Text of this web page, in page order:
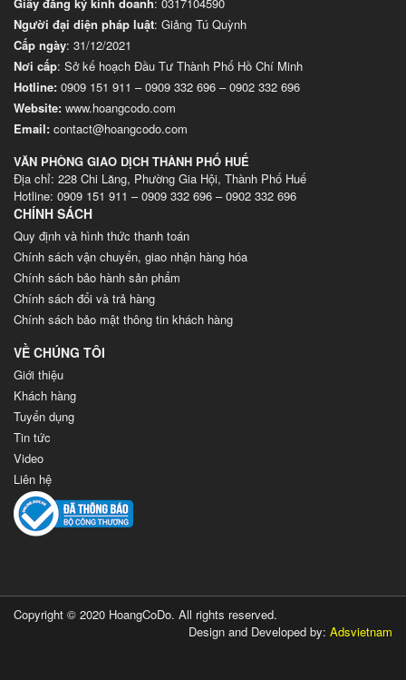
Người đại diện pháp luật: Giảng Tú Quỳnh
Cấp ngày: 31/12/2021
Nơi cấp: Sở kế hoạch Đầu Tư Thành Phố Hồ Chí Minh
Hotline: 0909 151 911 –0909 332 696 –0902 332 696
Website: www.hoangcodo.com
Email: contact@hoangcodo.com
VĂN PHÒNG GIAO DỊCH THÀNH PHỐ HUẾ
Địa chỉ: 228 Chi Lăng, Phường Gia Hội, Thành Phố Huế
Hotline: 0909 151 911 – 0909 332 696 – 0902 332 696
CHÍNH SÁCH
Quy định và hình thức thanh toán
Chính sách vận chuyển, giao nhận hàng hóa
Chính sách bảo hành sản phẩm
Chính sách đổi và trả hàng
Chính sách bảo mật thông tin khách hàng
VỀ CHÚNG TÔI
Giới thiệu
Khách hàng
Tuyển dụng
Tin tức
Video
Liên hệ
Copyright © 2020 HoangCoDo. All rights reserved.
Design and Developed by: Adsvietnam